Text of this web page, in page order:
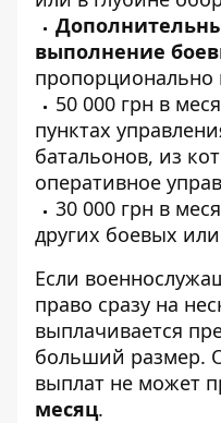
выполнение
пропорционально
50 000 грн в
пунктах
батальонов, из
оперативное
30 000 грн в
других боевых
Если
право сразу на
выплачивается
больший размер.
выплат не может
месяц.